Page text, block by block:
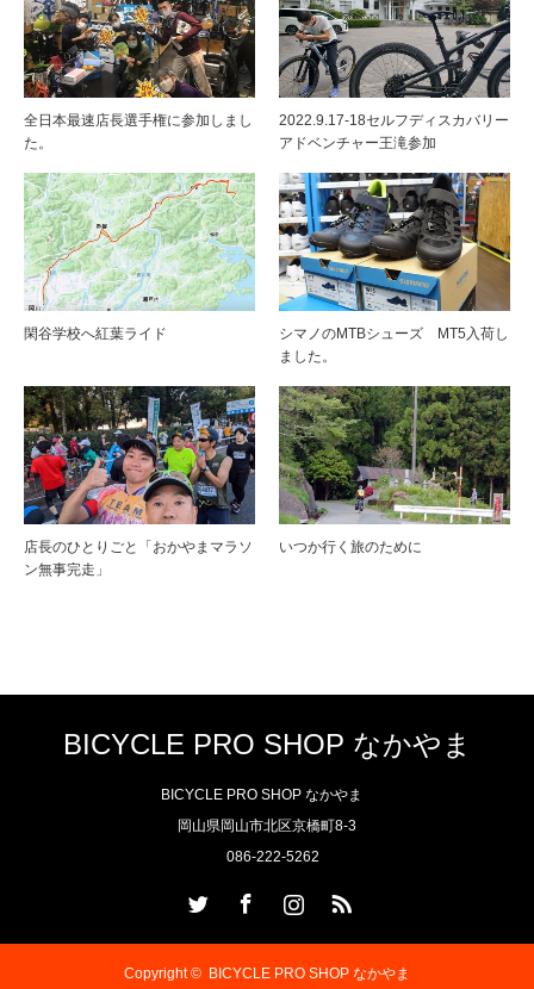
全日本最速店長選手権に参加しまし
た。
2022.9.17-18セルフディスカバリー
アドベンチャー王滝参加
閑谷学校へ紅葉ライド
シマノのMTBシューズ MT5入荷し
ました。
店長のひとりごと「おかやまマラソ
ン無事完走」
いつか行く旅のために
BICYCLE PRO SHOP なかやま
BICYCLE PRO SHOP なかやま
岡山県岡山市北区京橋町8-3
086-222-5262
Copyright © BICYCLE PRO SHOP なかやま